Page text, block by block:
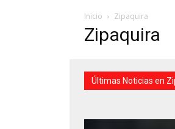
Inicio Zipaquira
Zipaquira
Últimas Noticias en